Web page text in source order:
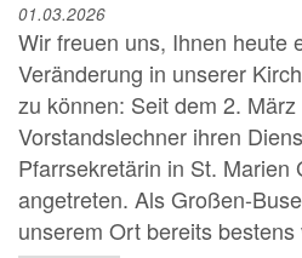
01.03.2026
Wir freuen uns, Ihnen heute
Veränderung in unserer
zu können: Seit dem 2.
Vorstandslechner ihren
Pfarrsekretärin in St. Marien
angetreten. Als Großen-
unserem Ort bereits bestens